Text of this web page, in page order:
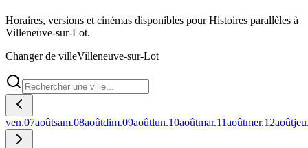
Horaires, versions et cinémas disponibles pour Histoires parallèles à
Villeneuve-sur-Lot.
Changer de villeVilleneuve-sur-Lot
ven.07aoûtsam.08aoûtdim.09aoûtlun.10aoûtmar.11aoûtmer.12août